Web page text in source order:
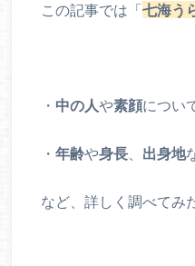
この記事では「七海う
・ 中の人や素顔につい
・ 年齢や身長 出身地
など、詳しく調べてみ